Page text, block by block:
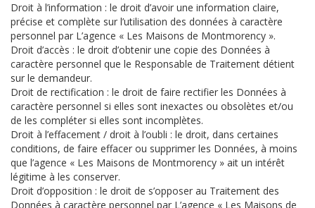
Droit à l’information : le droit d’avoir une information claire,
précise et complète sur l’utilisation des données à caractère
personnel par L’agence « Les Maisons de Montmorency ».
Droit d’accès : le droit d’obtenir une copie des Données à
caractère personnel que le Responsable de Traitement détient
sur le demandeur.
Droit de rectification : le droit de faire rectifier les Données à
caractère personnel si elles sont inexactes ou obsolètes et/ou
de les compléter si elles sont incomplètes.
Droit à l’effacement / droit à l’oubli : le droit, dans certaines
conditions, de faire effacer ou supprimer les Données, à moins
que l’agence « Les Maisons de Montmorency » ait un intérêt
légitime à les conserver.
Droit d’opposition : le droit de s’opposer au Traitement des
Données à caractère personnel par L’agence « Les Maisons de